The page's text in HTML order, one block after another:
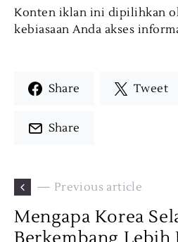
Konten iklan ini dipilihkan
kebiasaan Anda akses
Share Tweet
Share
— Previous article
Mengapa Korea